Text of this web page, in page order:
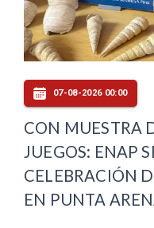
07-08-2026 00:00
CON MUESTRA
JUEGOS: ENAP
CELEBRACIÓN
EN PUNTA